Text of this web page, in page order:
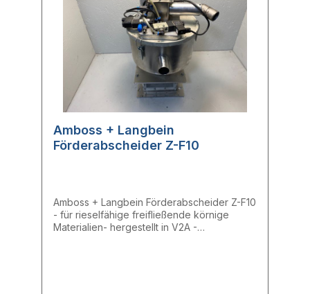
Amboss + Langbein
Förderabscheider Z-F10
Amboss + Langbein Förderabscheider Z-F10
- für rieselfähige freifließende körnige
Materialien- hergestellt in V2A -